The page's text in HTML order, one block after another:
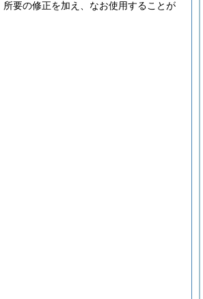
要の修正を加え、なお使用することが